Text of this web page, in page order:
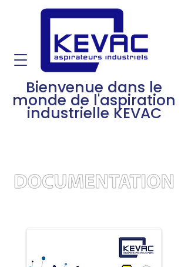
Bienvenue dans le
monde de l'aspiration
industrielle KEVAC